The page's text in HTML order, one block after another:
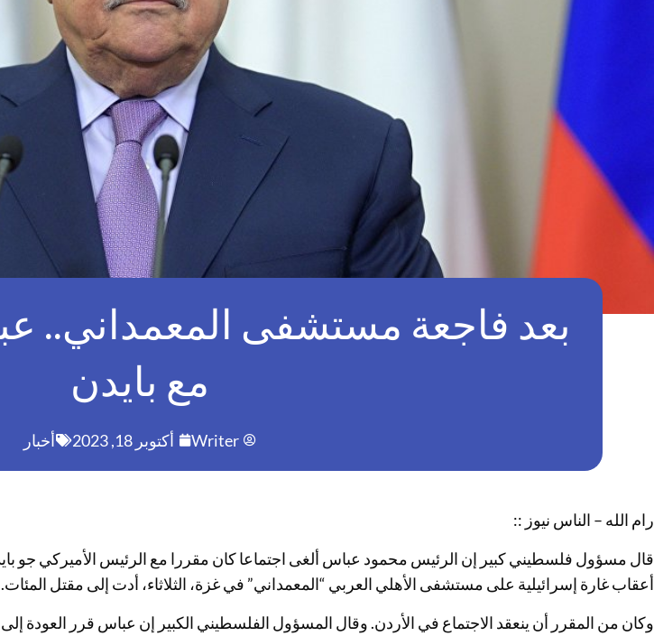
بعد فاجعة مستشفى المعمداني..
مع بايدن
Writer أكتوبر 18, 2023 أخبار
رام الله – الناس نيوز ::
قال مسؤول فلسطيني كبير إن الرئيس محمود عباس ألغى اجتماعا كان مقررا مع الرئيس الأميركي جو
أعقاب غارة إسرائيلية على مستشفى الأهلي العربي “المعمداني” في غزة، الثلاثاء، أدت إلى مقتل المئات.
وكان من المقرر أن ينعقد الاجتماع في الأردن. وقال المسؤول الفلسطيني الكبير إن عباس قرر العودة